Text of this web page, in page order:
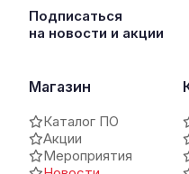
Подписаться
на новости и акции
Магазин
Каталог ПО
Акции
Мероприятия